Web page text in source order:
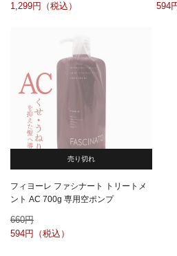
1,299
594
売り切れ
フィヨーレ ファシナート トリートメ
ント AC 700g 専用空ポンプ
660
594